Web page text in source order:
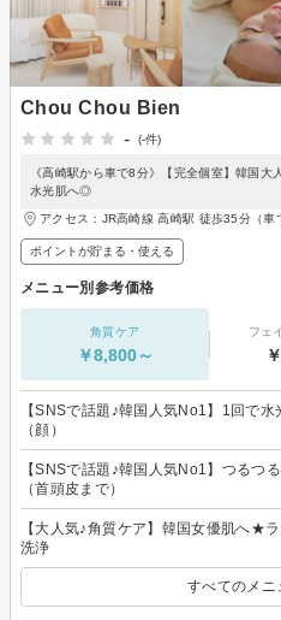
Chou Chou Bien
-
(-件)
《高崎駅から車で8分》【完全個室】韓国大
水光肌へ◎
アクセス：JR高崎線 高崎駅 徒歩35分（車
ポイントが貯まる・使える
メニュー別参考価格
角質ケア
￥8,800～
フェ
【SNSで話題♪韓国人気No1】1回で
（顔）
【SNSで話題♪韓国人気No1】つるつ
（首頭皮まで）
【大人気♪角質ケア】韓国女優肌へ★
洗浄
すべてのメニ